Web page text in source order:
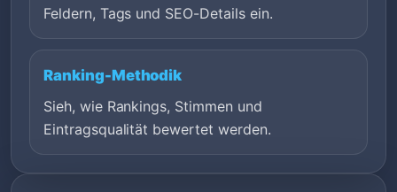
Feldern, Tags und SEO-Details ein.
Ranking-Methodik
Sieh, wie Rankings, Stimmen und
Eintragsqualität bewertet werden.